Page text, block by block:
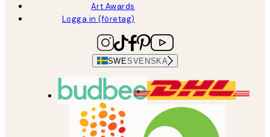
Art Awards
Logga in (företag)
SWESVENSKA